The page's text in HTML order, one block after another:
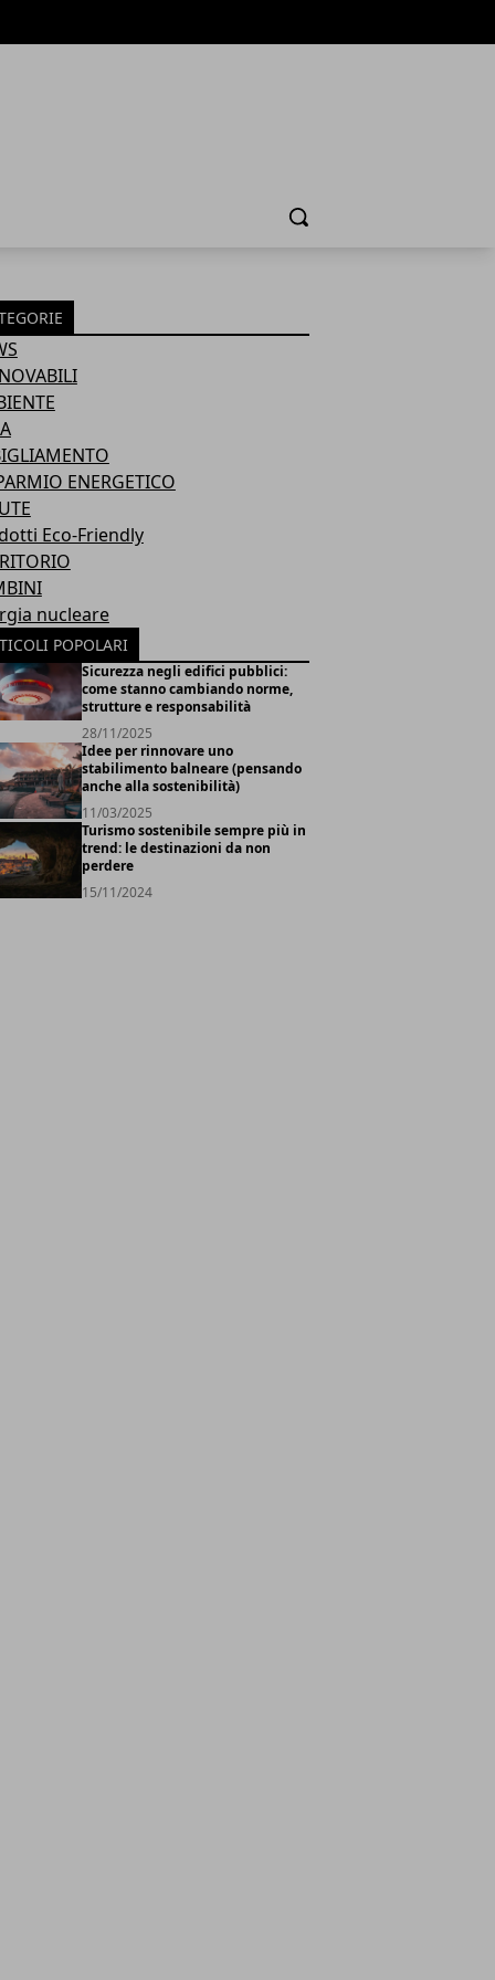
Cerca
ENERGETICO
Eco-Friendly
nucleare
POPOLARI
Sicurezza negli edifici pubblici:
come stanno cambiando norme,
strutture e responsabilità
28/11/2025
Idee per rinnovare uno
stabilimento balneare (pensando
anche alla sostenibilità)
11/03/2025
Turismo sostenibile sempre più in
trend: le destinazioni da non
perdere
15/11/2024